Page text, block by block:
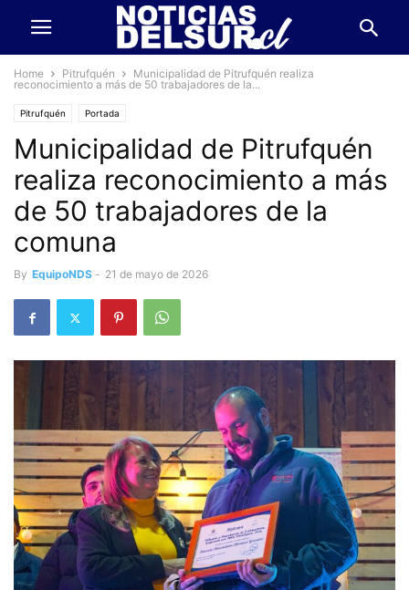
Home Pitrufquén
Municipalidad de Pitrufquén realiza
reconocimiento a más de 50 trabajadores de la...
Pitrufquén Portada
Municipalidad de Pitrufquén
realiza reconocimiento a más
de 50 trabajadores de la
comuna
By EquipoNDS - 21 de mayo de 2026